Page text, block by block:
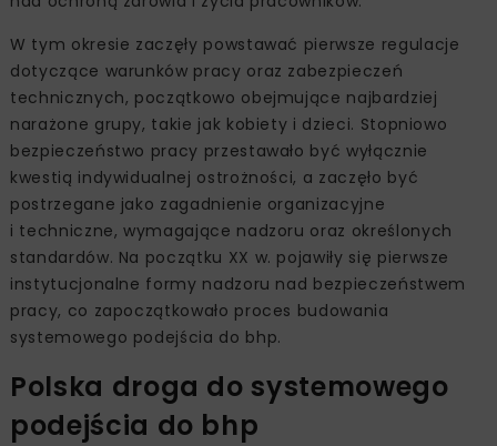
W tym okresie zaczęły powstawać pierwsze regulacje
dotyczące warunków pracy oraz zabezpieczeń
technicznych, początkowo obejmujące najbardziej
narażone grupy, takie jak kobiety i dzieci. Stopniowo
bezpieczeństwo pracy przestawało być wyłącznie
kwestią indywidualnej ostrożności, a zaczęło być
postrzegane jako zagadnienie organizacyjne
i techniczne, wymagające nadzoru oraz określonych
standardów. Na początku XX w. pojawiły się pierwsze
instytucjonalne formy nadzoru nad bezpieczeństwem
pracy, co zapoczątkowało proces budowania
systemowego podejścia do bhp.
Polska droga do systemowego
podejścia do bhp